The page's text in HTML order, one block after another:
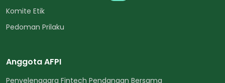
Komite Etik
Pedoman Prilaku
Anggota AFPI
Penyelenggara Fintech Pendanaan Bersama